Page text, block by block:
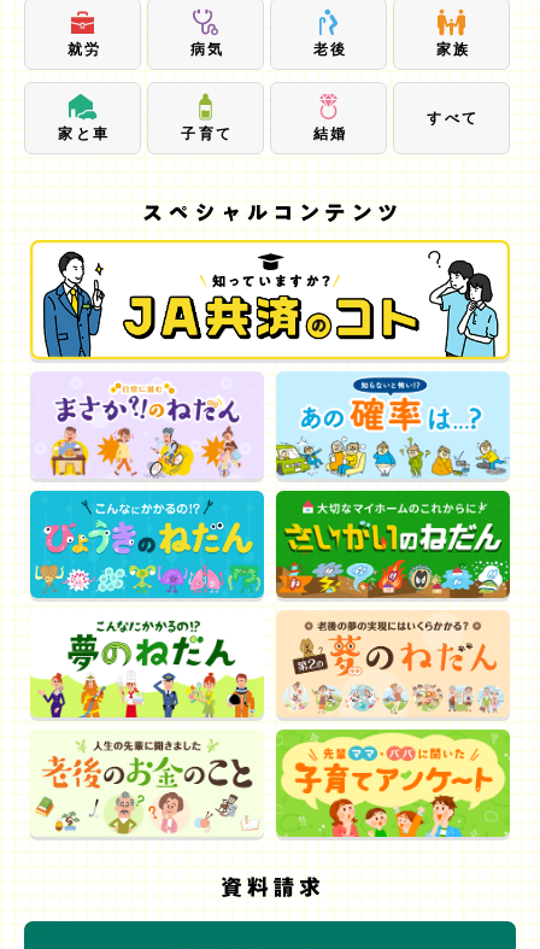
就労 病気 老後 家族
家と車 子育て 結婚
すべて